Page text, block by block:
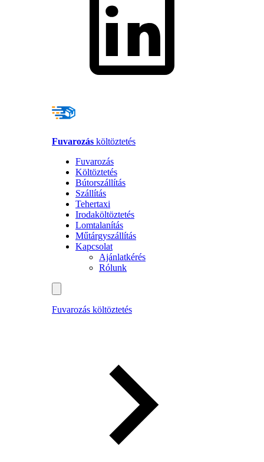
Fuvarozás költöztetés
Fuvarozás
Költöztetés
Bútorszállítás
Szállítás
Tehertaxi
Irodaköltöztetés
Lomtalanítás
Műtárgyszállítás
Kapcsolat
Ajánlatkérés
Rólunk
Fuvarozás költöztetés